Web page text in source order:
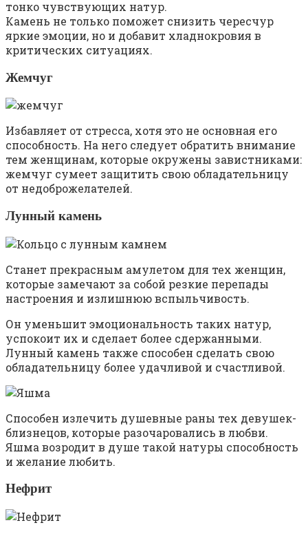
тонко чувствующих натур.
Камень не только поможет снизить чересчур
яркие эмоции, но и добавит хладнокровия в
критических ситуациях.
Жемчуг
Избавляет от стресса, хотя это не основная его
способность. На него следует обратить внимание
тем женщинам, которые окружены завистниками:
жемчуг сумеет защитить свою обладательницу
от недоброжелателей.
Лунный камень
Станет прекрасным амулетом для тех женщин,
которые замечают за собой резкие перепады
настроения и излишнюю вспыльчивость.
Он уменьшит эмоциональность таких натур,
успокоит их и сделает более сдержанными.
Лунный камень также способен сделать свою
обладательницу более удачливой и счастливой.
Способен излечить душевные раны тех девушек-
близнецов, которые разочаровались в любви.
Яшма возродит в душе такой натуры способность
и желание любить.
Нефрит